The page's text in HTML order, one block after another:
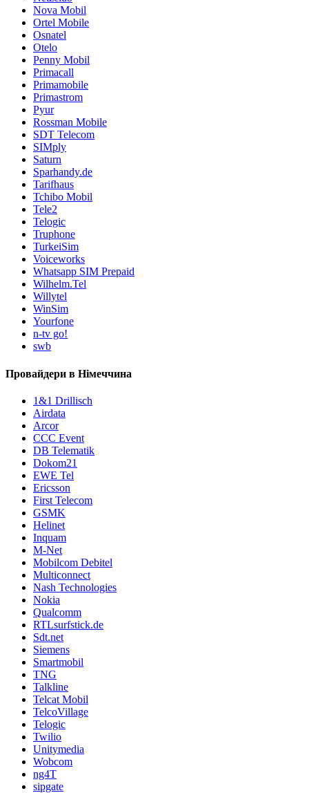
Nova Mobil
Ortel Mobile
Osnatel
Otelo
Penny Mobil
Primacall
Primamobile
Primastrom
Pyur
Rossman Mobile
SDT Telecom
SIMply
Saturn
Sparhandy.de
Tarifhaus
Tchibo Mobil
Tele2
Telogic
Truphone
TurkeiSim
Voiceworks
Whatsapp SIM Prepaid
Wilhelm.Tel
Willytel
WinSim
Yourfone
n-tv go!
swb
Провайдери в Німеччина
1&1 Drillisch
Airdata
Arcor
CCC Event
DB Telematik
Dokom21
EWE Tel
Ericsson
First Telecom
GSMK
Helinet
Inquam
M-Net
Mobilcom Debitel
Multiconnect
Nash Technologies
Nokia
Qualcomm
RTLsurfstick.de
Sdt.net
Siemens
Smartmobil
TNG
Talkline
Telcat Mobil
TelcoVillage
Telogic
Twilio
Unitymedia
Wobcom
ng4T
sipgate